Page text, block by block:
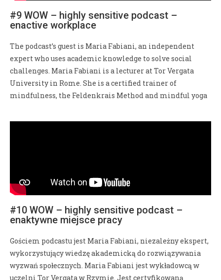
#9 WOW – highly sensitive podcast –
enactive workplace
The podcast’s guest is Maria Fabiani, an independent
expert who uses academic knowledge to solve social
challenges. Maria Fabiani is a lecturer at Tor Vergata
University in Rome. She is a certified trainer of
mindfulness, the Feldenkrais Method and mindful yoga
#10 WOW – highly sensitive podcast –
enaktywne miejsce pracy
Gościem podcastu jest Maria Fabiani, niezależny ekspert,
wykorzystujący wiedzę akademicką do rozwiązywania
wyzwań społecznych. Maria Fabiani jest wykładowcą w
uczelni Tor Vergata w Rzymie. Jest certyfikowaną